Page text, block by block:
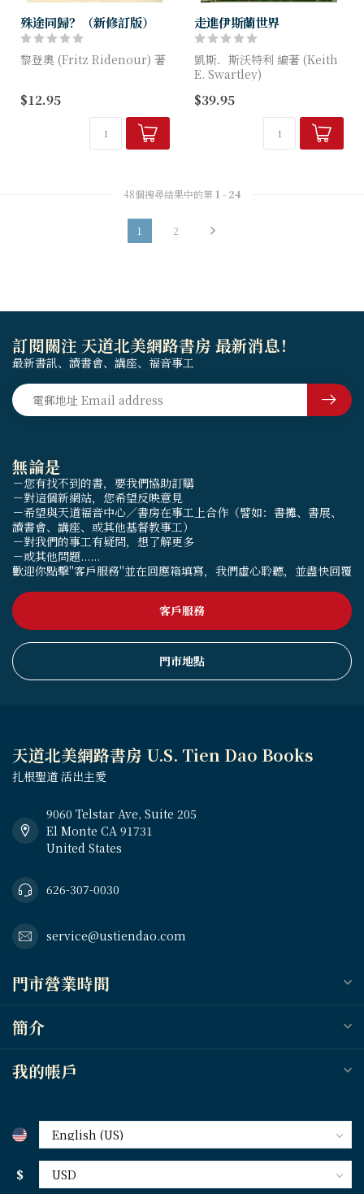
殊途同歸？（新修訂版）
黎登奧 (Fritz Ridenour) 著
常為人所詬病，為什麼基督教
不能與其他宗教相容？本書針
對此，祥析世界各大主要宗
$12.95
走進伊斯蘭世界
凱斯．斯沃特利 編著 (Keith
E. Swartley)
本書由八十位曾住在西非至東
南亞的穆斯林世界之作者群寫
成。這些閱歷豐富的宣教士、
伊斯蘭教學者、...
$39.95
48個搜尋結果中的第 1 - 24
1 2
無論是
－您有找不到的書，要我們協助訂購
－對這個新網站，您希望反映意見
－希望與天道福音中心／書房在事工上合作（譬如：書攤、書展、
讀書會、講座、或其他基督教事工）
－對我們的事工有疑問，想了解更多
－或其他問題......
歡迎你點擊"客戶服務"並在回應箱填寫，我們虛心聆聽，並盡快回覆
客戶服務
門市地點
訂閱關注 天道北美網路書房 最新消息！
最新書訊、讀書會、講座、福音事工
天道北美網路書房 U.S. Tien Dao Books
扎根聖道 活出主愛
9060 Telstar Ave, Suite 205
El Monte CA 91731
United States
626-307-0030
service@ustiendao.com
門市營業時間
簡介
我的帳戶
$